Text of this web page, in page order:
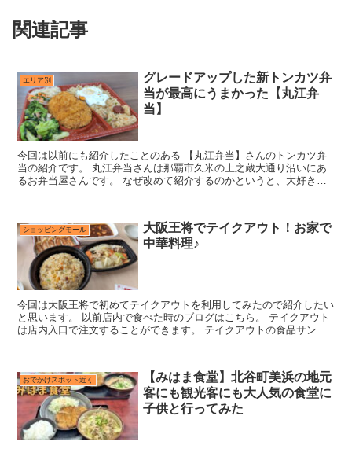
関連記事
エリア別
グレードアップした新トンカツ弁
当が最高にうまかった【丸江弁
当】
今回は以前にも紹介したことのある 【丸江弁当】さんのトンカツ弁
当の紹介です。 丸江弁当さんは那覇市久米の上之蔵大通り沿いにあ
るお弁当屋さんです。 なぜ改めて紹介するのかというと、大好きな
ショッピングモール
大阪王将でテイクアウト！お家で
中華料理♪
今回は大阪王将で初めてテイクアウトを利用してみたので紹介したい
と思います。 以前店内で食べた時のブログはこちら。 テイクアウト
は店内入口で注文することができます。 テイクアウトの食品サンプ
おでかけスポット近く
【みはま食堂】北谷町美浜の地元
客にも観光客にも大人気の食堂に
子供と行ってみた